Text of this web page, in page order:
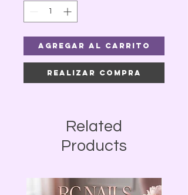
Agregar al carrito
Realizar compra
Related
Products